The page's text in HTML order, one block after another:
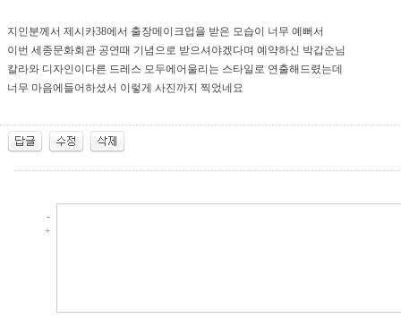
지인분께서 제시카38에서 출장메이크업을 받은 모습이 너무 예뻐서
이번 세종문화회관 공연때 기념으로 받으셔야겠다며 예약하신 박갑순님
칼라와 디자인이다른 드레스 모두에어울리는 스타일로 연출해드렸는데
너무 마음에들어하셨서 이렇게 사진까지 찍었네요
-
+